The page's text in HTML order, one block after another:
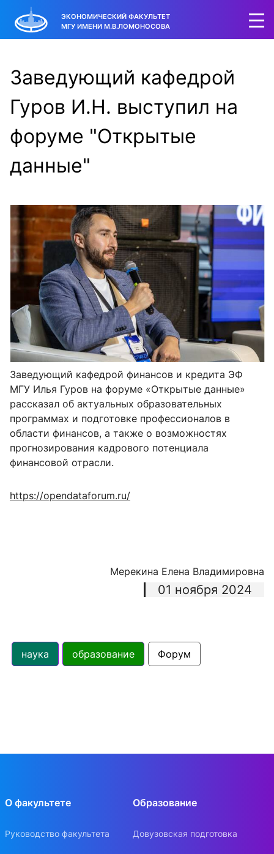
ЭКОНОМИЧЕСКИЙ ФАКУЛЬТЕТ
МГУ ИМЕНИ М.В.ЛОМОНОСОВА
Заведующий кафедрой
Гуров И.Н. выступил на
форуме "Открытые
данные"
Заведующий кафедрой финансов и кредита ЭФ
МГУ Илья Гуров на форуме «Открытые данные»
рассказал об актуальных образовательных
программах и подготовке профессионалов в
области финансов, а также о возможностях
прогнозирования кадрового потенциала
финансовой отрасли.
https://opendataforum.ru/
Мерекина Елена Владимировна
01 ноября 2024
наука образование Форум
О факультете
Руководство факультета
Образование
Довузовская подготовка